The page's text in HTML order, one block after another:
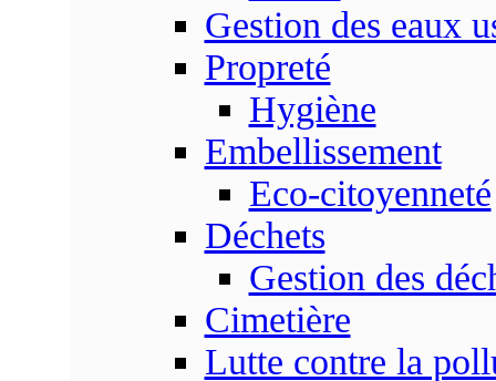
Gestion des eaux
Propreté
Hygiène
Embellissement
Eco-citoyenneté
Déchets
Gestion des
Cimetière
Lutte contre la